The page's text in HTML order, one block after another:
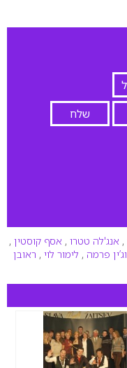
, אנג'לה טטרו , אסף קוסטין ,
פרמה , לימור לוי , ראובן